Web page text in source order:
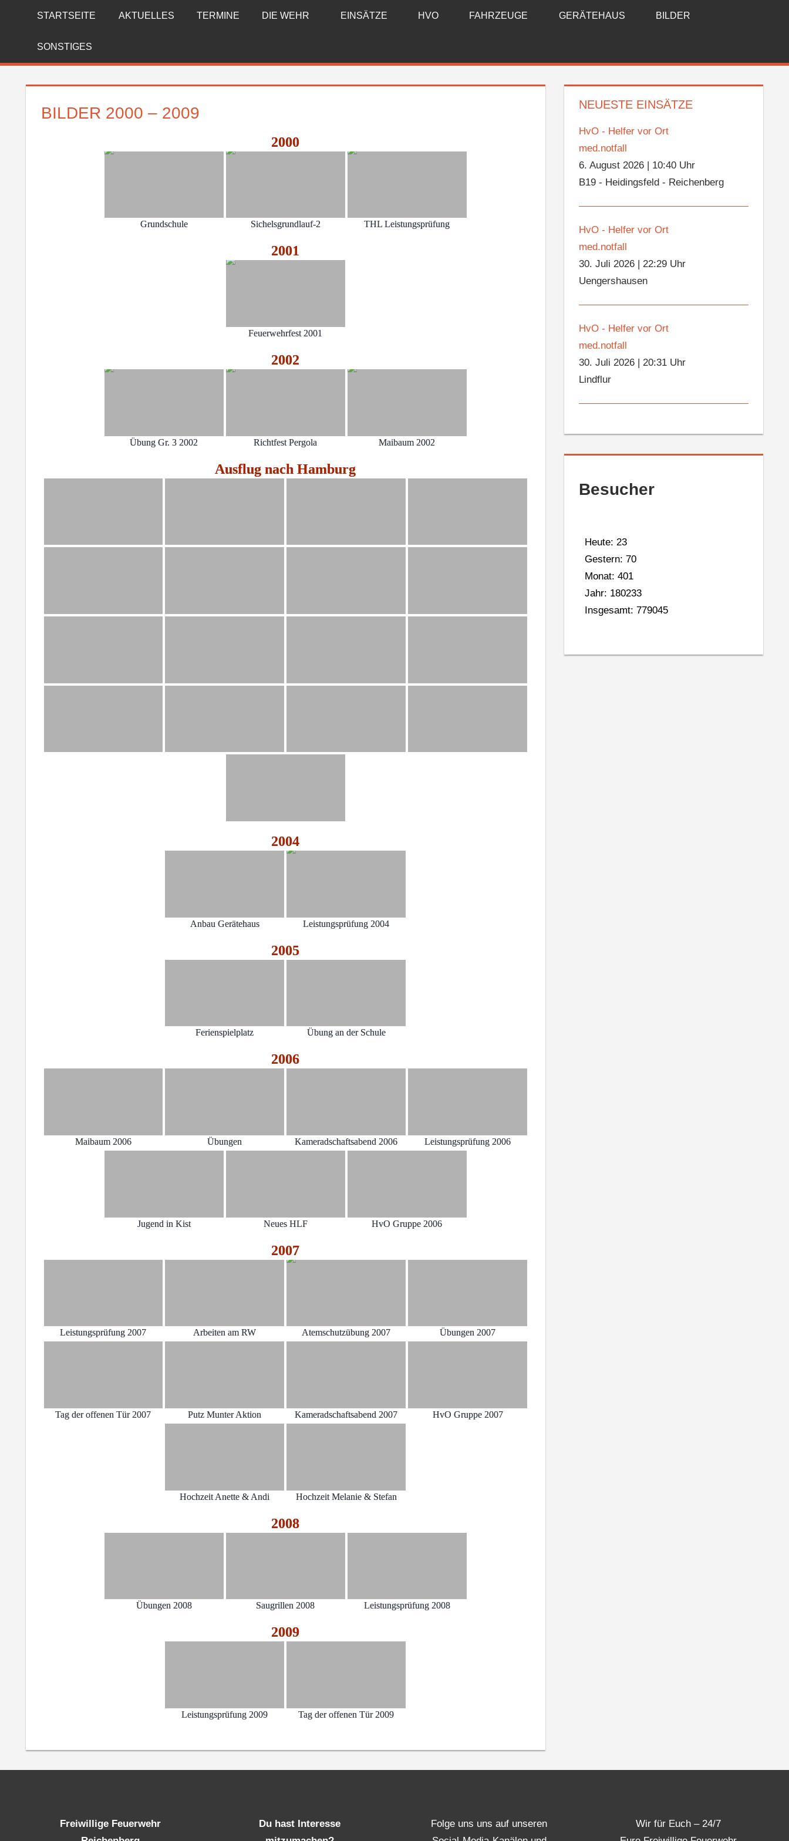
FREIWILLIGE
FEUERWEHR
REICHENBERG
STARTSEITE AKTUELLES TERMINE DIE WEHR EINSÄTZE HVO FAHRZEUGE GERÄTEHAUS BILDER
SONSTIGES
BILDER 2000 – 2009
2000
Grundschule Sichelsgrundlauf-2 THL Leistungsprüfung
2001
Feuerwehrfest 2001
2002
Übung Gr. 3 2002 Richtfest Pergola Maibaum 2002
Ausflug nach Hamburg
2004
Anbau Gerätehaus Leistungsprüfung 2004
2005
Ferienspielplatz Übung an der Schule
2006
Maibaum 2006 Übungen Kameradschaftsabend 2006 Leistungsprüfung 2006
Jugend in Kist Neues HLF HvO Gruppe 2006
2007
Leistungsprüfung 2007 Arbeiten am RW Atemschutzübung 2007 Übungen 2007
Tag der offenen Tür 2007 Putz Munter Aktion Kameradschaftsabend 2007 HvO Gruppe 2007
Hochzeit Anette & Andi Hochzeit Melanie & Stefan
2008
Übungen 2008 Saugrillen 2008 Leistungsprüfung 2008
2009
Leistungsprüfung 2009 Tag der offenen Tür 2009
NEUESTE EINSÄTZE
HvO - Helfer vor Ort
med.notfall
6. August 2026
10:40 Uhr
B19 - Heidingsfeld - Reichenberg
HvO - Helfer vor Ort
med.notfall
30. Juli 2026 |22:29 Uhr
Uengershausen
HvO - Helfer vor Ort
med.notfall
30. Juli 2026 |20:31 Uhr
Lindflur
Besucher
Heute: 23
Gestern: 70
Monat: 401
Jahr: 180233
Insgesamt: 779045
Freiwillige Feuerwehr
Du hast Interesse
Folge uns uns auf unseren
Wir für Euch – 24/7